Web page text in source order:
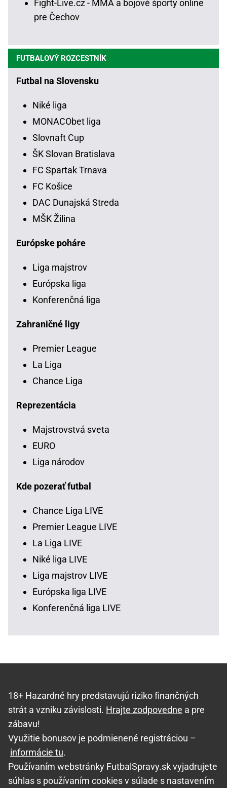
Fight-Live.cz - MMA a bojové športy online
pre Čechov
FUTBALOVÝ ROZCESTNÍK
Futbal na Slovensku
Niké liga
MONACObet liga
Slovnaft Cup
ŠK Slovan Bratislava
FC Spartak Trnava
FC Košice
DAC Dunajská Streda
MŠK Žilina
Európske poháre
Liga majstrov
Európska liga
Konferenčná liga
Zahraničné ligy
Premier League
La Liga
Chance Liga
Reprezentácia
Majstrovstvá sveta
EURO
Liga národov
Kde pozerať futbal
Chance Liga LIVE
Premier League LIVE
La Liga LIVE
Niké liga LIVE
Liga majstrov LIVE
Európska liga LIVE
Konferenčná liga LIVE
18+ Hazardné hry predstavujú riziko finančných
strát a vzniku závislosti. Hrajte zodpovedne a pre
zábavu!
Využitie bonusov je podmienené registráciou –
informácie tu.
Používaním webstránky FutbalSpravy.sk vyjadrujete
súhlas s používaním cookies v súlade s nastavením